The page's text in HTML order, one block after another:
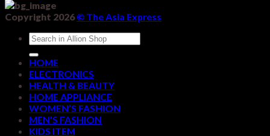
Copyright 2026© The Asia Express
Search
for:
HOME
ELECTRONICS
HEALTH & BEAUTY
HOME APPLIANCE
WOMEN’S FASHION
MEN’S FASHION
KIDS ITEM